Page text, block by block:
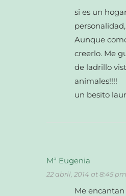
si es un
Aunque
creerlo. Me
de ladrillo
animales!!!!
un besito
Mª Eugenia
22 abril, 2014 at 8:45
Me